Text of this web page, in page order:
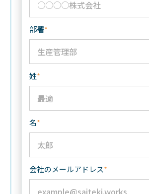
部署*
姓*
名*
会社のメールアドレス*